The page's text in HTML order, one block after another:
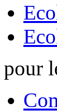
pour